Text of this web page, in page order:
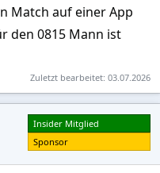
Match auf einer App
den 0815 Mann ist
Zuletzt bearbeitet: 03.07.2026
Insider Mitglied
Sponsor